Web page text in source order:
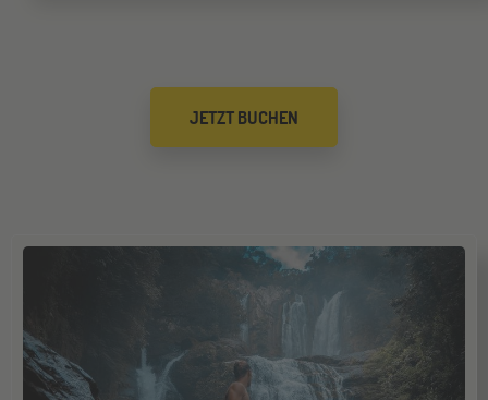
Jugendbildungsmesse JuBi
Hannover
JETZT BUCHEN